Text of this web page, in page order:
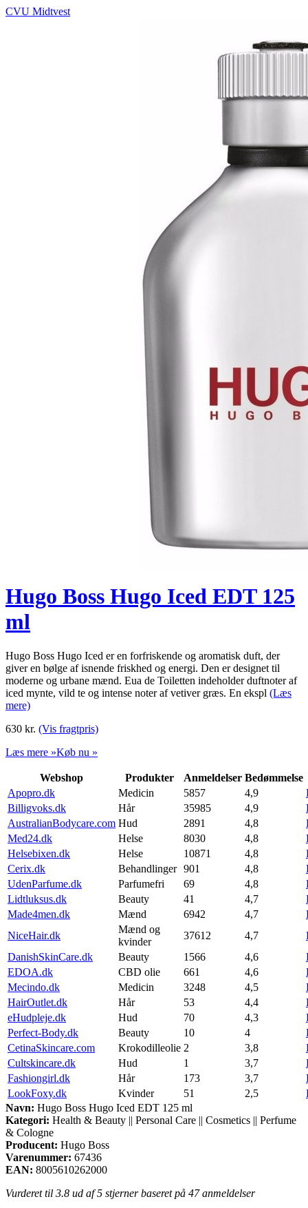
CVU Midtvest
Hugo Boss Hugo Iced EDT 125
ml
Hugo Boss Hugo Iced er en forfriskende og aromatisk duft, der
giver en bølge af isnende friskhed og energi. Den er designet til
moderne og urbane mænd. Eua de Toiletten indeholder duftnoter af
iced mynte, vild te og intense noter af vetiver græs. En ekspl (Læs
mere)
630 kr. (Vis fragtpris)
Læs mere »Køb nu »
Webshop Produkter Anmeldelser Bedømmelse
Apopro.dk
Medicin 5857 4,9
Billigvoks.dk
Hår 35985 4,9
AustralianBodycare.com Hud 2891 4,8
Med24.dk
Helse 8030 4,8
Helsebixen.dk
Helse 10871 4,8
Cerix.dk
Behandlinger 901 4,8
UdenParfume.dk
Parfumefri 69 4,8
Lidtluksus.dk
Beauty 41 4,7
Made4men.dk
Mænd 6942 4,7
NiceHair.dk
Mænd og
kvinder
37612 4,7
DanishSkinCare.dk
Beauty 1566 4,6
EDOA.dk
CBD olie 661 4,6
Mecindo.dk
Medicin 3248 4,5
HairOutlet.dk
Hår 53 4,4
eHudpleje.dk
Hud 70 4,3
Perfect-Body.dk
Beauty 10 4
CetinaSkincare.com
Krokodilleolie 2 3,8
Cultskincare.dk
Hud 1 3,7
Fashiongirl.dk
Hår 173 3,7
LookFoxy.dk
Kvinder 51 2,5
Navn: Hugo Boss Hugo Iced EDT 125 ml
Kategori: Health & Beauty || Personal Care || Cosmetics || Perfume
& Cologne
Producent: Hugo Boss
Varenummer: 67436
EAN: 8005610262000
Vurderet til 3.8 ud af 5 stjerner baseret på 47anmeldelser